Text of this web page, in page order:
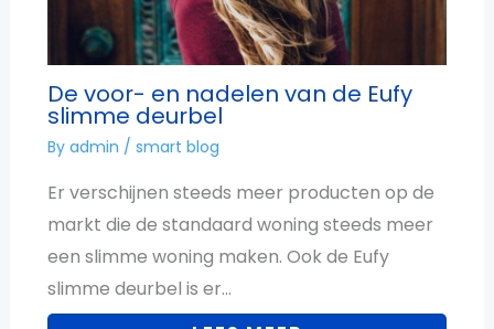
De voor- en nadelen van de Eufy
slimme deurbel
By admin / smart blog
Er verschijnen steeds meer producten op de
markt die de standaard woning steeds meer
een slimme woning maken. Ook de Eufy
slimme deurbel is er…